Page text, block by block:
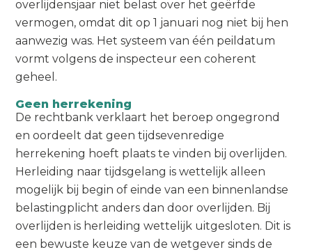
overlijdensjaar niet belast over het geërfde
vermogen, omdat dit op 1 januari nog niet bij hen
aanwezig was. Het systeem van één peildatum
vormt volgens de inspecteur een coherent
geheel.
Geen herrekening
De rechtbank verklaart het beroep ongegrond
en oordeelt dat geen tijdsevenredige
herrekening hoeft plaats te vinden bij overlijden.
Herleiding naar tijdsgelang is wettelijk alleen
mogelijk bij begin of einde van een binnenlandse
belastingplicht anders dan door overlijden. Bij
overlijden is herleiding wettelijk uitgesloten. Dit is
een bewuste keuze van de wetgever sinds de